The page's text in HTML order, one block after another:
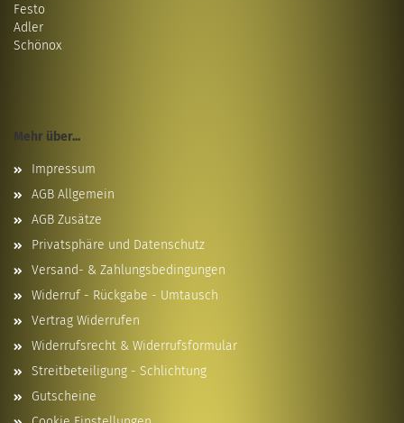
Festo
Adler
Schönox
Mehr über...
Impressum
AGB Allgemein
AGB Zusätze
Privatsphäre und Datenschutz
Versand- & Zahlungsbedingungen
Widerruf - Rückgabe - Umtausch
Vertrag Widerrufen
Widerrufsrecht & Widerrufsformular
Streitbeteiligung - Schlichtung
Gutscheine